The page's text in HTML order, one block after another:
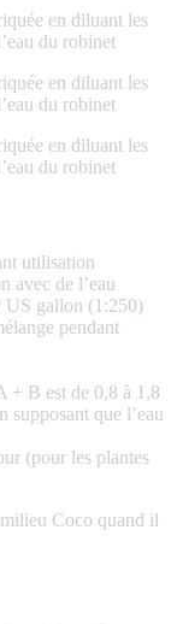
en diluant les
du robinet
en diluant les
du robinet
en diluant les
du robinet
utilisation
avec de l’eau
US gallon (1:250)
pendant
+ B est de 0,8 à 1,8
supposant que l’eau
(pour les plantes
Coco quand il